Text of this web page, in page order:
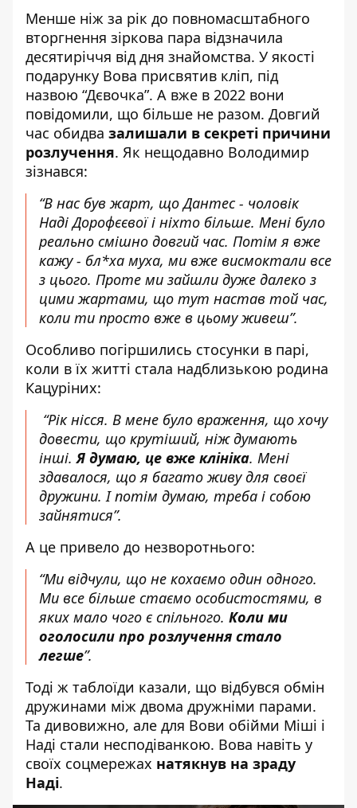
Менше ніж за рік до повномасштабного
вторгнення зіркова пара відзначила
десятиріччя від дня знайомства. У якості
подарунку Вова присвятив кліп, під
назвою “Дєвочка”. А вже в 2022 вони
повідомили, що більше не разом. Довгий
час обидва залишали в секреті причини
розлучення. Як нещодавно Володимир
зізнався:
“В нас був жарт, що Дантес - чоловік
Наді Дорофєєвої і ніхто більше. Мені було
реально смішно довгий час. Потім я вже
кажу - бл*ха муха, ми вже висмоктали все
з цього. Проте ми зайшли дуже далеко з
цими жартами, що тут настав той час,
коли ти просто вже в цьому живеш”.
Особливо погіршились стосунки в парі,
коли в їх житті стала надблизькою родина
Кацуріних:
“Рік нісся. В мене було враження, що хочу
довести, що крутіший, ніж думають
інші.Я думаю, це вже клініка. Мені
здавалося, що я багато живу для своєї
дружини. І потім думаю, треба і собою
зайнятися”.
А це привело до незворотнього:
“Ми відчули, що не кохаємо один одного.
Ми все більше стаємо особистостями, в
яких мало чого є спільного. Коли ми
оголосили про розлучення стало
легше”.
Тоді ж таблоїди казали, що відбувся обмін
дружинами між двома дружніми парами.
Та дивовижно, але для Вови обійми Міші і
Наді стали несподіванкою. Вова навіть у
своїх соцмережах натякнув на зраду
Наді.